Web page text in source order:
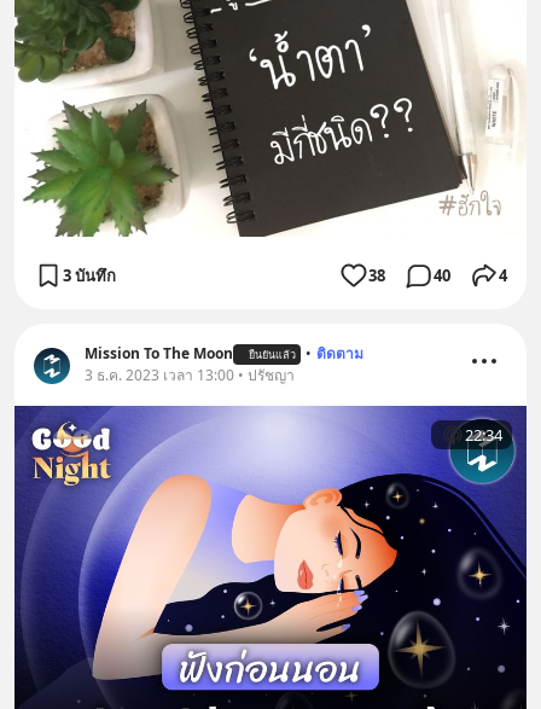
3 บันทึก 38 40 4
Mission To The Moon ยืนยันแล้ว • ติดตาม
3 ธ.ค. 2023 เวลา 13:00 • ปรัชญา
22:34